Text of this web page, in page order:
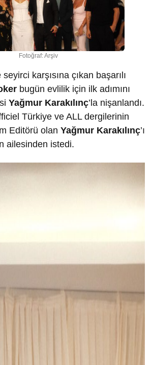
Fotoğraf: Arşiv
karşısına çıkan başarılı
bugün evlilik için ilk adımını
Yağmur Karakılınç’la nişanlandı.
Türkiye ve ALL dergilerinin
Editörü olan Yağmur Karakılınç’ı
ailesinden istedi.